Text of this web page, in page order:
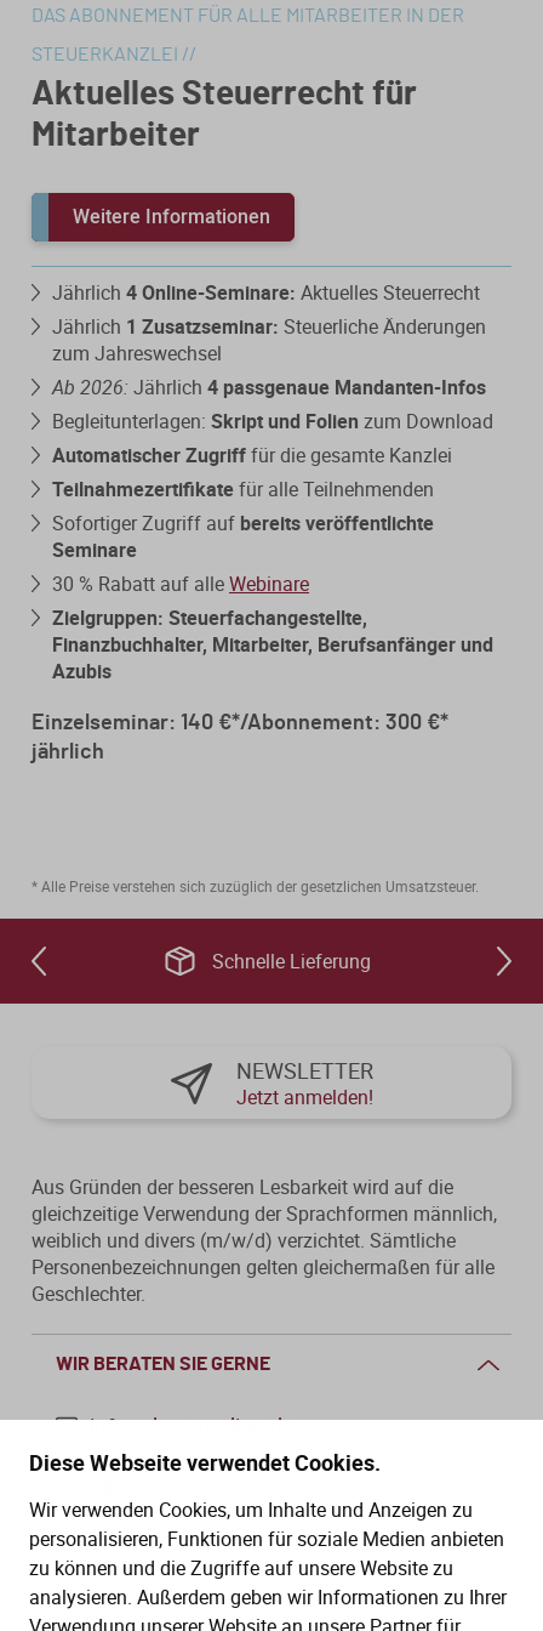
Diese Webseite verwendet Cookies.
Wir verwenden Cookies, um Inhalte und Anzeigen zu
personalisieren, Funktionen für soziale Medien anbieten
zu können und die Zugriffe auf unsere Website zu
analysieren. Außerdem geben wir Informationen zu Ihrer
DAS ABONNEMENT FÜR ALLE MITARBEITER IN DER
STEUERKANZLEI //
Aktuelles Steuerrecht für
Mitarbeiter
Weitere Informationen
Jährlich 4 Online-Seminare: Aktuelles Steuerrecht
Jährlich 1 Zusatzseminar: Steuerliche Änderungen
zum Jahreswechsel
Ab 2026: Jährlich 4 passgenaue Mandanten-Infos
Begleitunterlagen: Skript und Folien zum Download
Automatischer Zugrifffür die gesamte Kanzlei
Teilnahmezertifikatefür alle Teilnehmenden
Sofortiger Zugriff auf bereits veröffentlichte
Seminare
30 % Rabatt auf alleWebinare
Zielgruppen: Steuerfachangestellte,
Finanzbuchhalter, Mitarbeiter, Berufsanfänger und
Azubis
Einzelseminar: 140 €*/Abonnement: 300 €*
jährlich
* Alle Preise verstehen sich zuzüglich der gesetzlichen Umsatzsteuer.
Schnelle Lieferung
WIR BERATEN SIE GERNE
info@dws-medien.de
Mo.–Do. 08:00–16:00 Uhr
Fr. 08:00–13:30 Uhr
NEWSLETTER
Jetzt anmelden!
Aus Gründen der besseren Lesbarkeit wird auf die
gleichzeitige Verwendung der Sprachformen männlich,
weiblich und divers (m/w/d) verzichtet. Sämtliche
Personenbezeichnungen gelten gleichermaßen für alle
Geschlechter.